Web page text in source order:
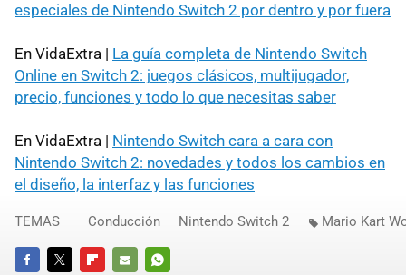
especiales de Nintendo Switch 2 por dentro y por fuera
En VidaExtra | La guía completa de Nintendo Switch
Online en Switch 2: juegos clásicos, multijugador,
precio, funciones y todo lo que necesitas saber
En VidaExtra | Nintendo Switch cara a cara con
Nintendo Switch 2: novedades y todos los cambios en
el diseño, la interfaz y las funciones
TEMAS Conducción Nintendo Switch 2 Mario Kart